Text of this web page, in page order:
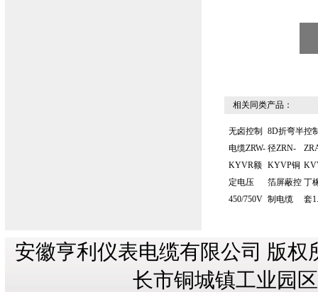
相关同类产品：
无卤控制
电缆ZRW-
KYVR额
定电压
450/750V
8D折弯半
径ZRN-
KYVP铜
箔屏蔽控
制电缆
控
丁
套
安徽亨利仪表电缆有限公司 版权
长市铜城镇工业园